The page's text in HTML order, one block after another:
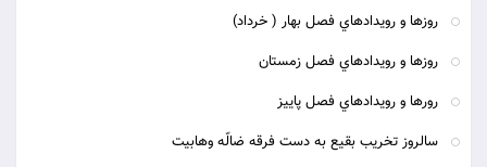
روزها و رويدادهاي فصل بهار ( خرداد)
روزها و رويدادهاي فصل زمستان
رورها و رويدادهاي فصل پاييز
سالروز تخریب بقیع به دست فرقه ضالّه وهابیت